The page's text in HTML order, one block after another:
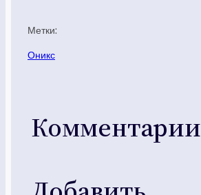
Метки:
Оникс
Комментарии